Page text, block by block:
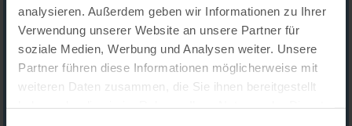
analysieren. Außerdem geben wir Informationen zu Ihrer
Verwendung unserer Website an unsere Partner für
soziale Medien, Werbung und Analysen weiter. Unsere
Partner führen diese Informationen möglicherweise mit
weiteren Daten zusammen, die Sie ihnen bereitgestellt